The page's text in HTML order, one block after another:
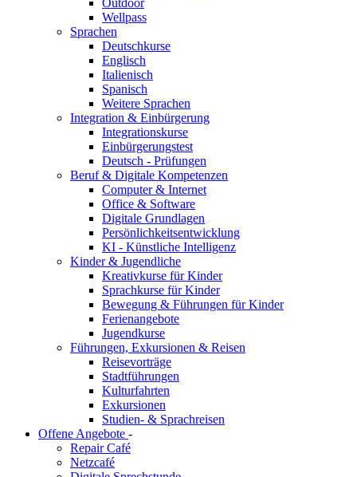
Outdoor
Wellpass
Sprachen
Deutschkurse
Englisch
Italienisch
Spanisch
Weitere Sprachen
Integration & Einbürgerung
Integrationskurse
Einbürgerungstest
Deutsch - Prüfungen
Beruf & Digitale Kompetenzen
Computer & Internet
Office & Software
Digitale Grundlagen
Persönlichkeitsentwicklung
KI - Künstliche Intelligenz
Kinder & Jugendliche
Kreativkurse für Kinder
Sprachkurse für Kinder
Bewegung & Führungen für Kinder
Ferienangebote
Jugendkurse
Führungen, Exkursionen & Reisen
Reisevorträge
Stadtführungen
Kulturfahrten
Exkursionen
Studien- & Sprachreisen
Offene Angebote -
Repair Café
Netzcafé